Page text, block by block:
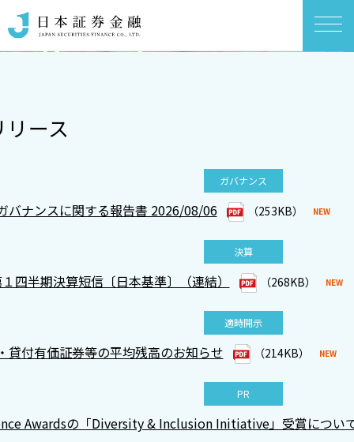
OUR MESSAGE
OUR MESSAGE
OUR MESSAGE
OUR MESSAGE
ース
ガバナンス
バナンスに関する報告書 2026/08/06 （253KB）
決算
四半期決算短信〔日本基準〕（連結） （268KB）
適時開示
貸付有価証券等の平均残高のお知らせ （214KB）
PR
Awardsの「Diversity & Inclusion Initiative」受賞につい